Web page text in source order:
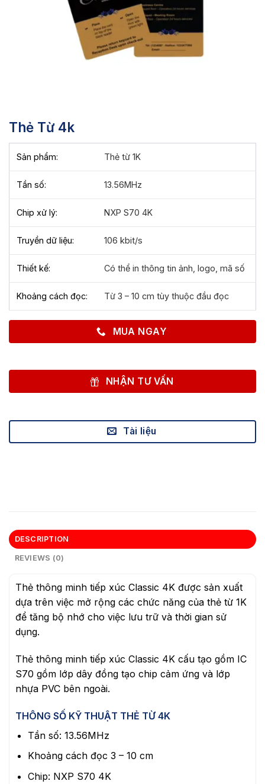
Thẻ Từ 4k
Sản phẩm: Thẻ từ 1K
Tần số: 13.56MHz
Chip xử lý: NXP S70 4K
Truyền dữ liệu: 106 kbit/s
Thiết kế: Có thể in thông tin ảnh, logo, mã số
Khoảng cách đọc: Từ 3 – 10 cm tùy thuộc đầu đọc
MUA NGAY
NHẬN TƯ VẤN
Tài liệu
DESCRIPTION
REVIEWS (0)
Thẻ thông minh tiếp xúc Classic 4K được sản xuất
dựa trên việc mở rộng các chức năng của thẻ từ 1K
để tăng bộ nhớ cho việc lưu trữ và thời gian sử
dụng.
Thẻ thông minh tiếp xúc Classic 4K cấu tạo gồm IC
S70 gồm lớp dây đồng tạo chip cảm ứng và lớp
nhựa PVC bên ngoài.
THÔNG SỐ KỸ THUẬT THẺ TỪ 4K
Tần số: 13.56MHz
Khoảng cách đọc 3 – 10 cm
Chip: NXP S70 4K